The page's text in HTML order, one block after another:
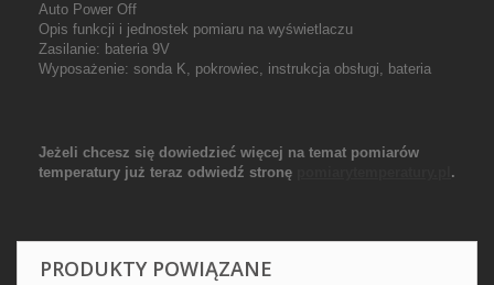
Auto Power Off
Opis funkcji i jednostek pomiaru na wyświetlaczu
Zasilanie: bateria 9V
Wyposażenie: sonda K, pokrowiec, instrukcja obsługi, bateria
Jeżeli chcesz się dowiedzieć więcej na temat pomiarów
temperatury już teraz odwiedź stronę
.
PRODUKTY POWIĄZANE